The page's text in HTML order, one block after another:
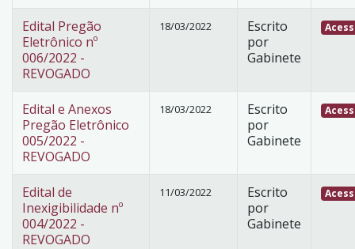
Edital Pregão
Eletrônico nº
006/2022 -
REVOGADO
18/03/2022
Escrito
por
Gabinete
Edital e Anexos
Pregão Eletrônico
005/2022 -
REVOGADO
18/03/2022
Escrito
por
Gabinete
Edital de
Inexigibilidade nº
004/2022 -
REVOGADO
11/03/2022
Escrito
por
Gabinete